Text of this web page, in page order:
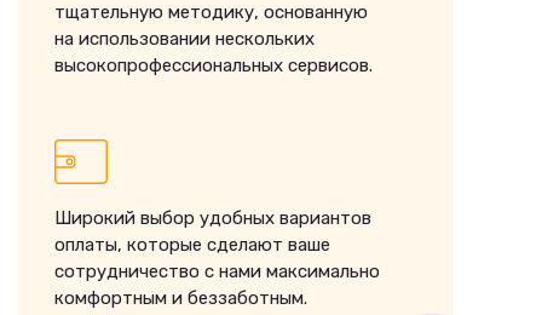
тщательную методику, основанную
на использовании нескольких
высокопрофессиональных сервисов.
Широкий выбор удобных вариантов
оплаты, которые сделают ваше
сотрудничество с нами максимально
комфортным и беззаботным.